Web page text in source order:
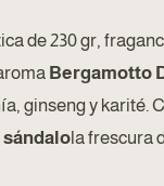
de 230 gr,
Bergamotto
ginseng y karité.
sándalola frescura